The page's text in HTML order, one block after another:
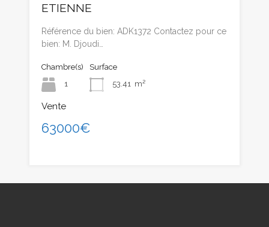
ETIENNE
Référence du bien: ADK1372 Contactez pour ce
bien: M. Djoudi…
Chambre(s)
1
Surface
53.41 m²
Vente
63000€